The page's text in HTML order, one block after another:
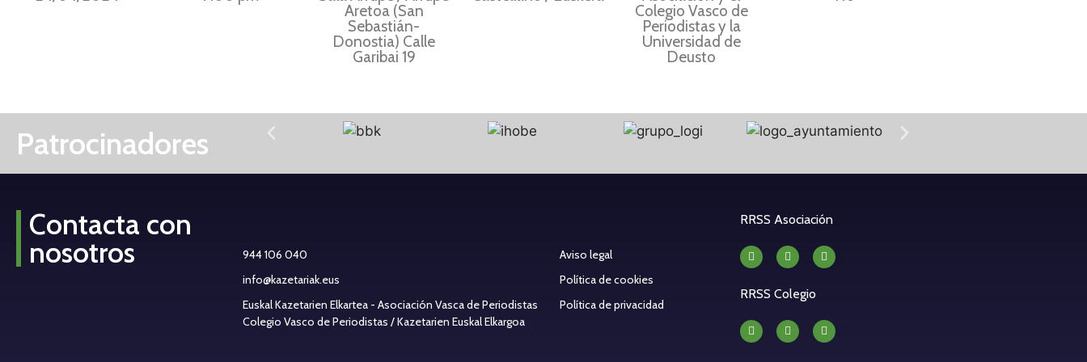
Aretoa (San
Sebastián-
Donostia) Calle
Garibai 19
Colegio Vasco de
Periodistas y la
Universidad de
Deusto
Patrocinadores
Contacta con
nosotros
944 106 040
info@kazetariak.eus
Euskal Kazetarien Elkartea - Asociación Vasca de Periodistas
Colegio Vasco de Periodistas / Kazetarien Euskal Elkargoa
Aviso legal
Política de cookies
Política de privacidad
RRSS Asociación
RRSS Colegio